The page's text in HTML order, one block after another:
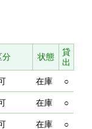
分 状態
貸
出
在庫 ○
在庫 ○
在庫 ○